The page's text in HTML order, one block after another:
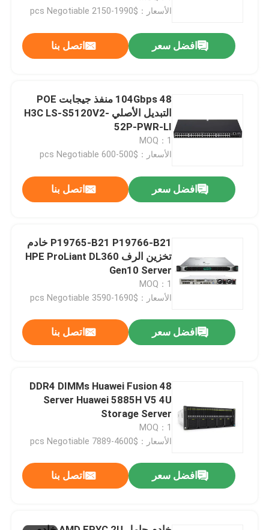
الأسعار：$1990-2150 pcs Negotiable
افضل سعر اتصل بنا
104Gbps 48 منفذ جيجابت POE
التبديل الأصلي H3C LS-S5120V2-
52P-PWR-LI
MOQ：1
الأسعار：$500-600 pcs Negotiable
افضل سعر اتصل بنا
P19765-B21 P19766-B21 خادم
تخزين الرف HPE ProLiant DL360
Gen10 Server
MOQ：1
الأسعار：$1690-3590 pcs Negotiable
افضل سعر اتصل بنا
48 DDR4 DIMMs Huawei Fusion
Server Huawei 5885H V5 4U
Storage Server
MOQ：1
الأسعار：$4600-7889 pcs Negotiable
افضل سعر اتصل بنا